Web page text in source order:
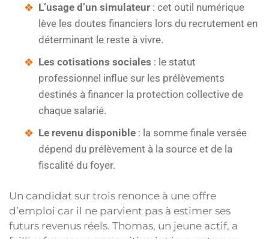
L’usage d’un simulateur : cet outil numérique
lève les doutes financiers lors du recrutement en
déterminant le reste à vivre.
Les cotisations sociales : le statut
professionnel influe sur les prélèvements
destinés à financer la protection collective de
chaque salarié.
Le revenu disponible : la somme finale versée
dépend du prélèvement à la source et de la
fiscalité du foyer.
Un candidat sur trois renonce à une offre
d’emploi car il ne parvient pas à estimer ses
futurs revenus réels. Thomas, un jeune actif, a